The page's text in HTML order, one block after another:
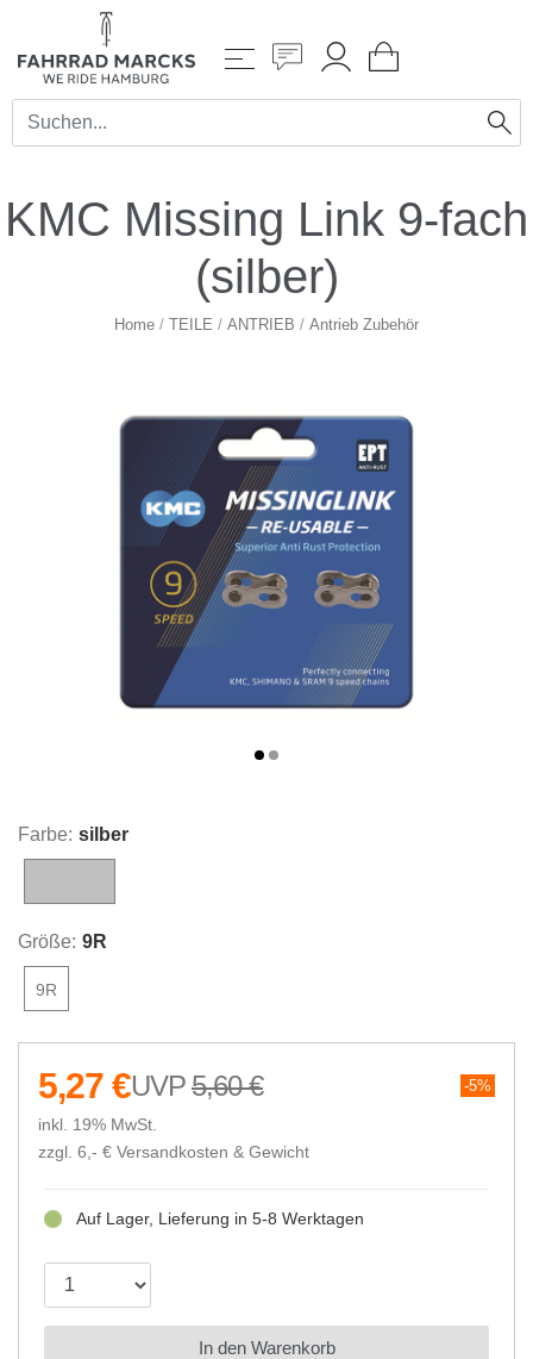
KMC Missing Link 9-fach
(silber)
Home / TEILE / ANTRIEB / Antrieb Zubehör
Farbe: silber
Größe: 9R
9R
5,60 € 5%
5,27 €
inkl. 19% MwSt.
zzgl. 6,- € Versandkosten & Gewicht
Auf Lager, Lieferung in 5-8 Werktagen
In den Warenkorb